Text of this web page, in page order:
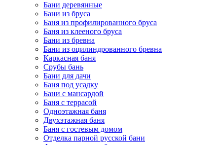
Бани деревянные
Бани из бруса
Баня из профилированного бруса
Баня из клееного бруса
Бани из бревна
Бани из оцилиндрованного бревна
Каркасная баня
Срубы бань
Бани для дачи
Баня под усадку
Бани с мансардой
Баня с террасой
Одноэтажная баня
Двухэтажная баня
Баня с гостевым домом
Отделка парной русской бани